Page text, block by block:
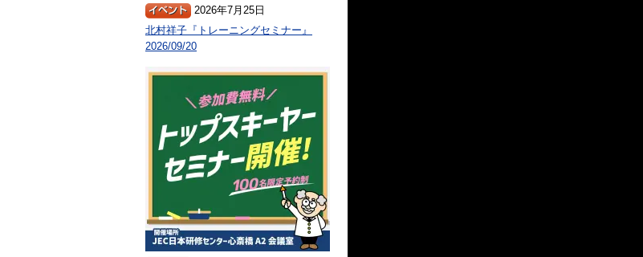
2026年7月25日
北村祥子『トレーニングセミナー』
2026/09/20